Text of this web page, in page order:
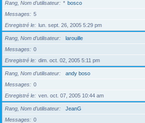
Rang, Nom d’utilisateur * bosco
Messages
5
Enregistré le
lun. sept. 26, 2005 5:29 pm
Rang, Nom d’utilisateur
larouille
Messages
0
Enregistré le
dim. oct. 02, 2005 5:11 pm
Rang, Nom d’utilisateur
andy boso
Messages
0
Enregistré le
ven. oct. 07, 2005 10:44 am
Rang, Nom d’utilisateur
JeanG
Messages
0